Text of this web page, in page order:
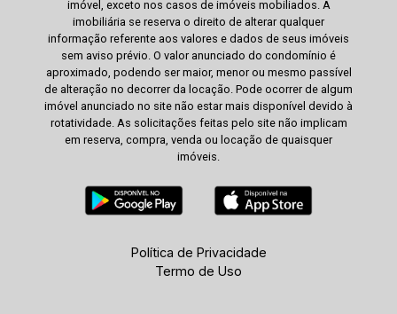
imóvel, exceto nos casos de imóveis mobiliados. A
imobiliária se reserva o direito de alterar qualquer
informação referente aos valores e dados de seus imóveis
sem aviso prévio. O valor anunciado do condomínio é
aproximado, podendo ser maior, menor ou mesmo passível
de alteração no decorrer da locação. Pode ocorrer de algum
imóvel anunciado no site não estar mais disponível devido à
rotatividade. As solicitações feitas pelo site não implicam
em reserva, compra, venda ou locação de quaisquer
imóveis.
Política de Privacidade
Termo de Uso